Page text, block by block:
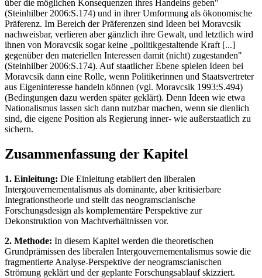
über die möglichen Konsequenzen ihres Handelns geben"
(Steinhilber 2006:S.174) und in ihrer Umformung als ökonomische
Präferenz. Im Bereich der Präferenzen sind Ideen bei Moravcsik
nachweisbar, verlieren aber gänzlich ihre Gewalt, und letztlich wird
ihnen von Moravcsik sogar keine „politikgestaltende Kraft [...]
gegenüber den materiellen Interessen damit (nicht) zugestanden"
(Steinhilber 2006:S.174). Auf staatlicher Ebene spielen Ideen bei
Moravcsik dann eine Rolle, wenn Politikerinnen und Staatsvertreter
aus Eigeninteresse handeln können (vgl. Moravcsik 1993:S.494)
(Bedingungen dazu werden später geklärt). Denn Ideen wie etwa
Nationalismus lassen sich dann nutzbar machen, wenn sie dienlich
sind, die eigene Position als Regierung inner- wie außerstaatlich zu
sichern.
Zusammenfassung der Kapitel
1. Einleitung: Die Einleitung etabliert den liberalen
Intergouvernementalismus als dominante, aber kritisierbare
Integrationstheorie und stellt das neogramscianische
Forschungsdesign als komplementäre Perspektive zur
Dekonstruktion von Machtverhältnissen vor.
2. Methode: In diesem Kapitel werden die theoretischen
Grundprämissen des liberalen Intergouvernementalismus sowie die
fragmentierte Analyse-Perspektive der neogramscianischen
Strömung geklärt und der geplante Forschungsablauf skizziert.